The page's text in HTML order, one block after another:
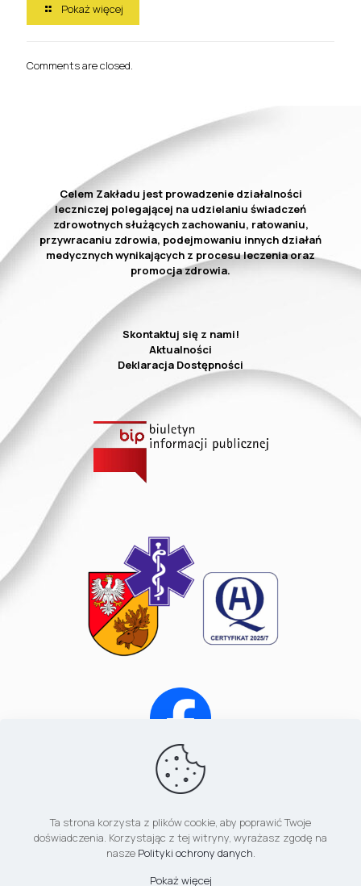
Pokaż więcej
Comments are closed.
Celem Zakładu jest prowadzenie działalności
leczniczej polegającej na udzielaniu świadczeń
zdrowotnych służących zachowaniu, ratowaniu,
przywracaniu zdrowia, podejmowaniu innych działań
medycznych wynikających z procesu leczenia oraz
promocja zdrowia.
Skontaktuj się z nami!
Aktualności
Deklaracja Dostępności
Muffin group
| All Rights Reserved |
Powered byWordPress
Ta strona korzysta z plików cookie, aby poprawić Twoje
doświadczenia. Korzystając z tej witryny, wyrażasz zgodę na
nasze Polityki ochrony danych.
Pokaż więcej